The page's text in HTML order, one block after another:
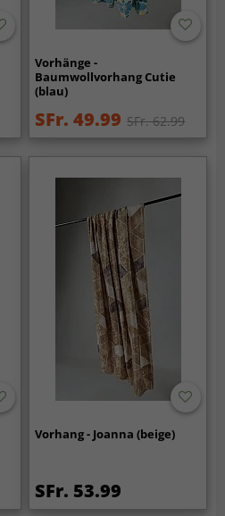
Vorhänge -
Baumwollvorhang Cutie
(blau)
SFr. 49.99 SFr. 62.99
Vorhang - Joanna (beige)
SFr. 53.99